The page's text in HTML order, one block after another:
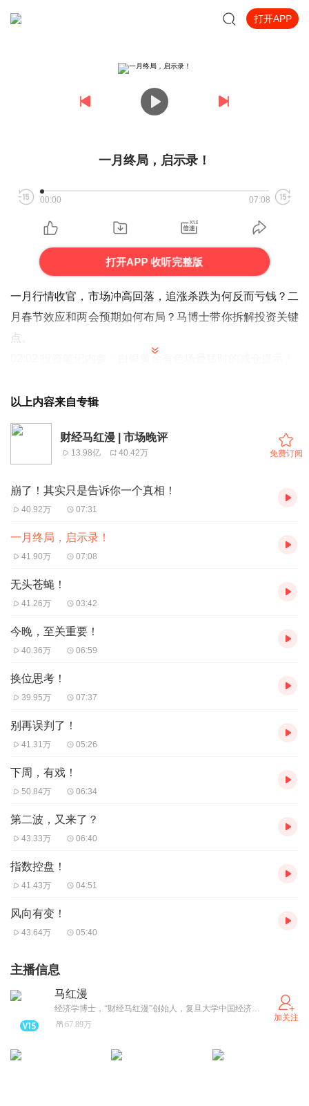
打开APP
一月终局，启示录！
00:00 07:08
打开APP 收听完整版
一月行情收官，市场冲高回落，追涨杀跌为何反而亏钱？二
月春节效应和两会预期如何布局？马博士带你拆解投资关键
点。
影响
06:07 二零二六年投资指南：估值、基本面与赚钱难度的思
以上内容来自专辑
财经马红漫 | 市场晚评
13.98亿 40.42万 免费订阅
崩了！其实只是告诉你一个真相！
40.92万 07:31
一月终局，启示录！
41.90万 07:08
无头苍蝇！
41.26万 03:42
今晚，至关重要！
40.36万 06:59
换位思考！
39.95万 07:37
别再误判了！
41.31万 05:26
下周，有戏！
50.84万 06:34
第二波，又来了？
43.33万 06:40
指数控盘！
41.43万 04:51
风向有变！
43.64万 05:40
主播信息
马红漫
经济学博士，“财经马红漫”创始人，复旦大学中国经济研究中心智库研究员，曾荣获“上海十大杰出青年”“上海十大青年经济人物”等称号；喜马拉雅热播节目《马红漫：读懂巴菲特的投资逻辑》主讲人，坚持发掘上市公司的长期价值，倡导稳健投资；财经评论和新闻领域从业20年，善于捕捉财经政策的动向，知悉上市公司及投资机构的实际情况，堪称投资圈的情报中心，因而更能对投资趋势作出精准判断。
67.89万
加关注